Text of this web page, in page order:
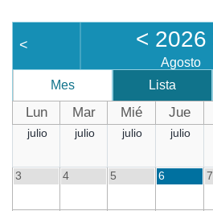
< < 2026
Agosto
Mes Lista
Lun Mar Mié Jue
julio julio julio julio
3 4 5 6 7